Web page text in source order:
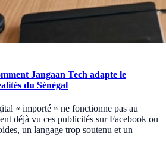
Jangaan Tech adapte le
du Sénégal
« importé » ne fonctionne pas au
déjà vu ces publicités sur Facebook ou
un langage trop soutenu et un